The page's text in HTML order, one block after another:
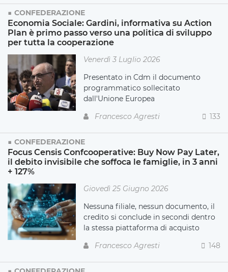
CONFEDERAZIONE
Economia Sociale: Gardini, informativa su Action
Plan è primo passo verso una politica di sviluppo
per tutta la cooperazione
Venerdì 3 Luglio 2026
Presentato in Cdm il documento
programmatico sollecitato
dall'Unione Europea
Francesco Agresti
133
CONFEDERAZIONE
Focus Censis Confcooperative: Buy Now Pay Later,
il debito invisibile che soffoca le famiglie, in 3 anni
+ 127%
Giovedì 25 Giugno 2026
Nessuna filiale, nessun documento, il
credito si conclude in secondi dentro
la stessa piattaforma di acquisto
Francesco Agresti
148